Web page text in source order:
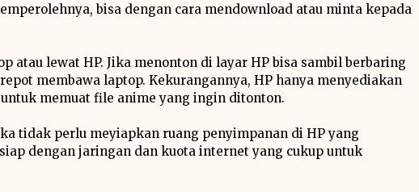
bisa dengan cara mendownload atau minta kepada
atau lewat HP. Jika menonton di layar HP bisa sambil berbaring
membawa laptop. Kekurangannya, HP hanya menyediakan
memuat file anime yang ingin ditonton.
tidak perlu meyiapkan ruang penyimpanan di HP yang
dengan jaringan dan kuota internet yang cukup untuk